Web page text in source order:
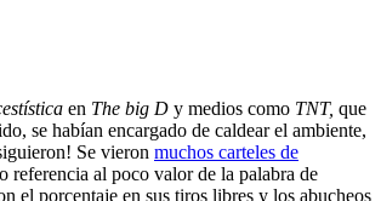
en The big D y medios como TNT, que
se habían encargado de caldear el ambiente,
Se vieron muchos carteles de
referencia al poco valor de la palabra de
el porcentaje en sus tiros libres y los abucheos